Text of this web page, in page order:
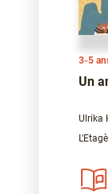
3-5
Un
Ulrika